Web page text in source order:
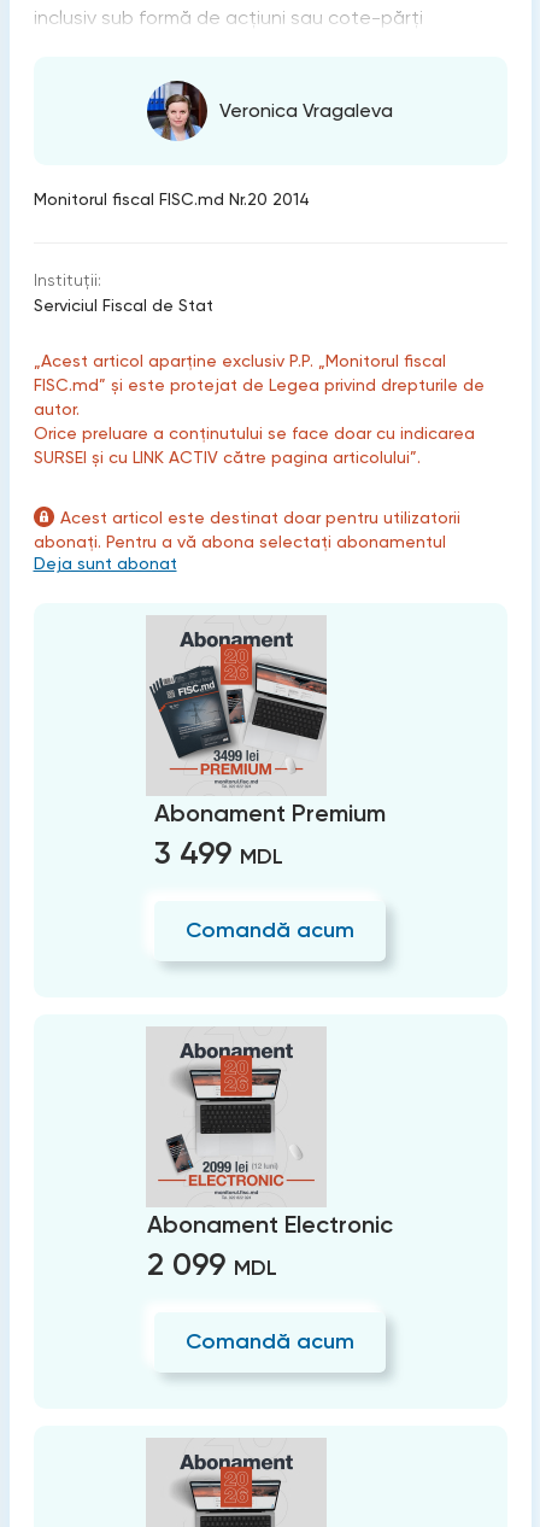
inclusiv sub formă de acţiuni sau cote-părţi
Veronica Vragaleva
Monitorul fiscal FISC.md Nr.20 2014
Instituții:
Serviciul Fiscal de Stat
„Acest articol aparține exclusiv P.P. „Monitorul fiscal
FISC.md” și este protejat de Legea privind drepturile de
autor.
Orice preluare a conținutului se face doar cu indicarea
SURSEI și cu LINK ACTIV către pagina articolului”.
Acest articol este destinat doar pentru utilizatorii
abonați. Pentru a vă abona selectați abonamentul
Deja sunt abonat
Abonament Premium
3 499 MDL
Comandă acum
Abonament Electronic
2 099 MDL
Comandă acum